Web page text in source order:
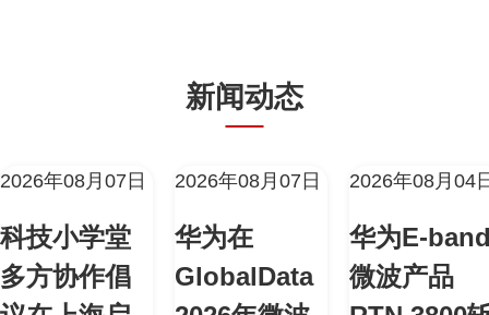
新闻动态
2026年08月07日
科技小学堂
多方协作倡
2026年08月07日
华为在
GlobalData
2026年08月04
华为E-
微波产品